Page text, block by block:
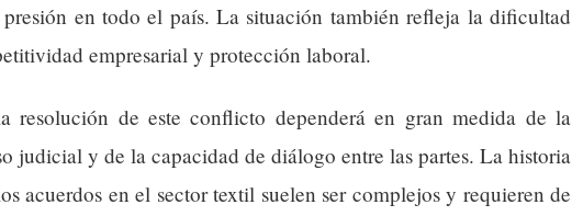
en todo el país. La situación también refleja la dificultad
empresarial y protección laboral.
resolución de este conflicto dependerá en gran medida de la
judicial y de la capacidad de diálogo entre las partes. La historia
acuerdos en el sector textil suelen ser complejos y requieren de